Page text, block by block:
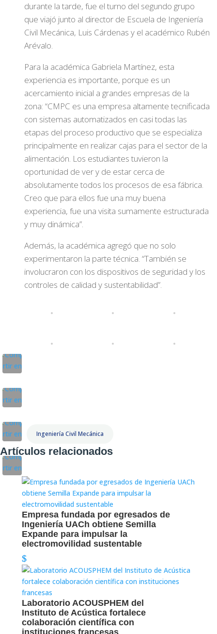
durante la tarde, fue el turno del segundo grupo
que viajó junto al director de Escuela de Ingeniería
Civil Mecánica, Luis Cárdenas y el académico Rubén
Arévalo.
Para la académica Gabriela Martínez, esta
experiencia es importante, porque es un
acercamiento inicial a grandes empresas de la
zona: “CMPC es una empresa altamente tecnificada
con sistemas automatizados en casi todas las
etapas del proceso productivo que se especializa
principalmente en realizar cajas para el sector de la
alimentación. Los estudiantes tuvieron la
oportunidad de ver y de estar cerca de
absolutamente todos los procesos de esa fábrica.
Creo que para ellos fue una muy buena
experiencia, fue una visita sumamente estructurada
y muy dinámica”.
Además, la académica agregó que no solo
experimentaron la parte técnica. “También se
involucraron con los dispositivos de seguridad y los
controles de calidad y sustentabilidad”.
Ingeniería Civil Mecánica
Artículos relacionados
Empresa fundada por egresados de
Ingeniería UACh obtiene Semilla
Expande para impulsar la
electromovilidad sustentable
Laboratorio ACOUSPHEM del
Instituto de Acústica fortalece
colaboración científica con
instituciones francesas